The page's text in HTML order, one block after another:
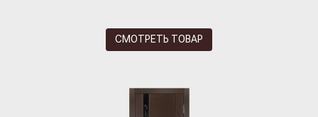
СМОТРЕТЬ ТОВАР